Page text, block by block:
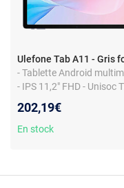
Ulefone Tab A11 - Gris
- Tablette Android
- IPS 11,2" FHD - Unisoc
4 haut-parleurs stéréo
202,19€
En stock